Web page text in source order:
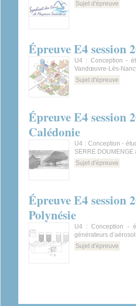
Sujet d'épreuve
Épreuve E4 session
U4 : Conception -
Vandœuvre-Lès-
Sujet d'épreuve
Épreuve E4 session
Calédonie
U4 : Conception -
SERRE
Sujet d'épreuve
Épreuve E4 session
Polynésie
U4 : Conception -
générateurs
Sujet d'épreuve